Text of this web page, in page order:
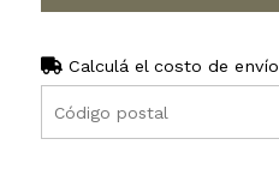
Calculá el costo de envío